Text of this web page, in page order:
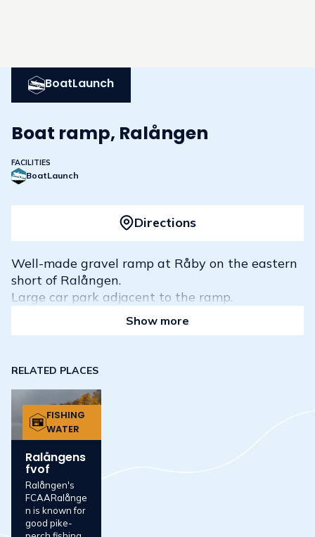
BoatLaunch
Boat ramp, Ralången
FACILITIES
BoatLaunch
Directions
Well-made gravel ramp at Råby on the eastern
short of Ralången.
Large car park adjacent to the ramp.
Show more
RELATED PLACES
FISHING
WATER
Ralångens
fvof
Ralången's
FCAARalånge
n is known for
good pike-